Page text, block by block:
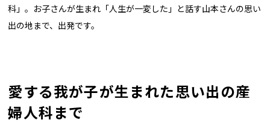
科」。お子さんが生まれ「人生が一変した」と話す山本さんの思い
出の地まで、出発です。
愛する我が子が生まれた思い出の産
婦人科まで